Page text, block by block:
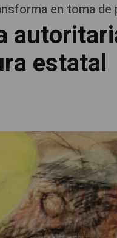
en toma
estatal